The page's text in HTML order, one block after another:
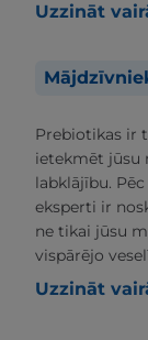
Uzzināt
Prebiotikas ir
ietekmēt jūsu
labklājību.
eksperti ir
ne tikai jūsu
vispārējo
Uzzināt